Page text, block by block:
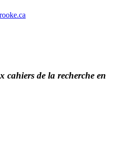
cahiers de la recherche en